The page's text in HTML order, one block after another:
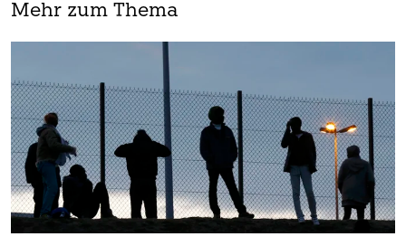
Mehr zum Thema